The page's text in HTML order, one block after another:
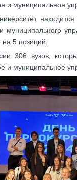
и муниципальное
муниципального
на 5 позиций.
306 вузов,
и муниципальное